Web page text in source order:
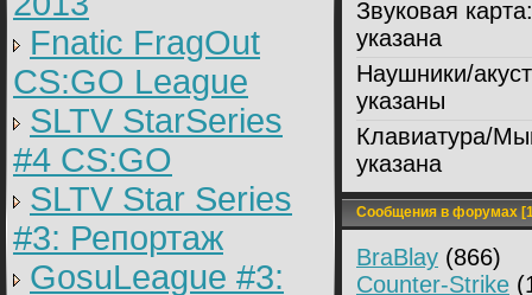
Fnatic FragOut
CS:GO League
SLTV StarSeries
#4 CS:GO
SLTV Star Series
#3: Репортаж
GosuLeague #3:
Звуковая карта:
указана
Наушники/
указаны
Клавиатура/
указана
Сообщения в форумах
BraBlay (866)
Counter-Strike